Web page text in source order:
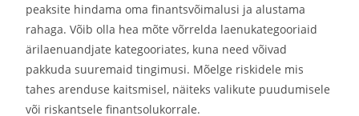
peaksite hindama oma finantsvõimalusi ja alustama
rahaga. Võib olla hea mõte võrrelda laenukategooriaid
ärilaenuandjate kategooriates, kuna need võivad
pakkuda suuremaid tingimusi. Mõelge riskidele mis
tahes arenduse kaitsmisel, näiteks valikute puudumisele
või riskantsele finantsolukorrale.